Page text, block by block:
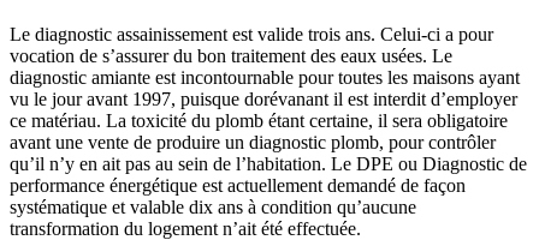
Le diagnostic assainissement est valide trois ans. Celui-ci a pour
vocation de s’assurer du bon traitement des eaux usées. Le
diagnostic amiante est incontournable pour toutes les maisons ayant
vu le jour avant 1997, puisque dorévanant il est interdit d’employer
ce matériau. La toxicité du plomb étant certaine, il sera obligatoire
avant une vente de produire un diagnostic plomb, pour contrôler
qu’il n’y en ait pas au sein de l’habitation. Le DPE ou Diagnostic de
performance énergétique est actuellement demandé de façon
systématique et valable dix ans à condition qu’aucune
transformation du logement n’ait été effectuée.